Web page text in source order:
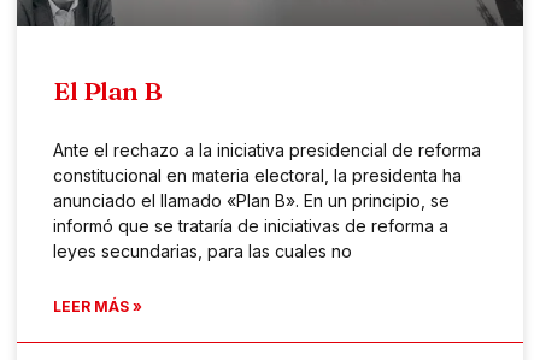
El Plan B
Ante el rechazo a la iniciativa presidencial de reforma
constitucional en materia electoral, la presidenta ha
anunciado el llamado «Plan B». En un principio, se
informó que se trataría de iniciativas de reforma a
leyes secundarias, para las cuales no
LEER MÁS »